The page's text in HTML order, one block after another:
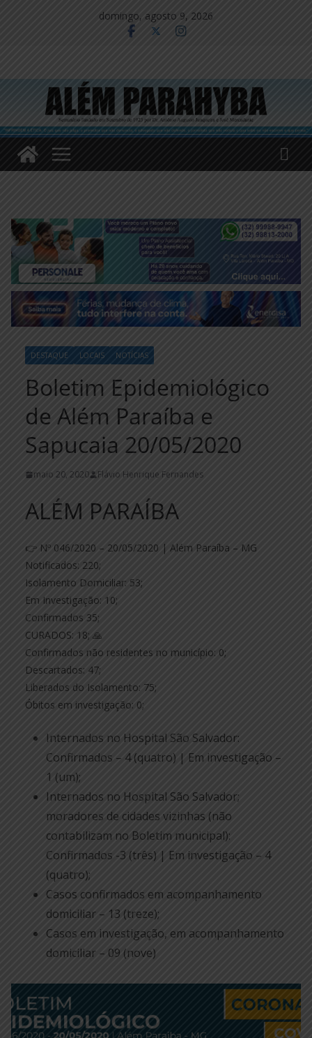
domingo, agosto 9, 2026
DESTAQUE LOCAIS NOTÍCIAS
Boletim Epidemiológico
de Além Paraíba e
Sapucaia 20/05/2020
maio 20, 2020 Flávio Henrique Fernandes
ALÉM PARAÍBA
👉 Nº 046/2020 – 20/05/2020 | Além Paraíba – MG
Notificados: 220;
Isolamento Domiciliar: 53;
Em Investigação: 10;
Confirmados 35;
CURADOS: 18; 🙏
Confirmados não residentes no município: 0;
Descartados: 47;
Liberados do Isolamento: 75;
Óbitos em investigação: 0;
Internados no Hospital São Salvador:
Confirmados – 4 (quatro) | Em investigação –
1 (um);
Internados no Hospital São Salvador;
moradores de cidades vizinhas (não
contabilizam no Boletim municipal):
Confirmados -3 (três) | Em investigação – 4
(quatro);
Casos confirmados em acompanhamento
domiciliar – 13 (treze);
Casos em investigação, em acompanhamento
domiciliar – 09 (nove)